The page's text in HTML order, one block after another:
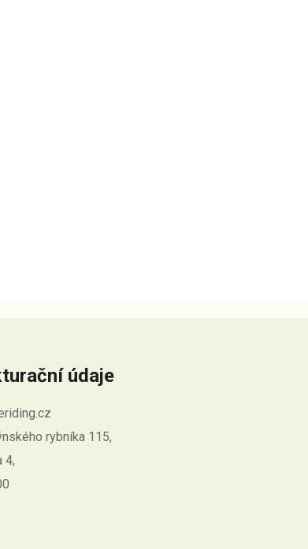
údaje
rybníka 115,
4,